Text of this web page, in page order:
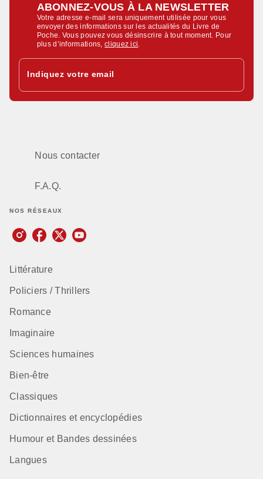
ABONNEZ-VOUS À LA NEWSLETTER
Votre adresse e-mail sera uniquement utilisée pour vous
envoyer des informations sur les actualités du Livre de
Poche. Vous pouvez vous désinscrire à tout moment. Pour
plus d’informations,cliquez ici
Indiquez votre email
Nous contacter
F.A.Q.
NOS RÉSEAUX
Littérature
Policiers / Thrillers
Romance
Imaginaire
Sciences humaines
Bien-être
Classiques
Dictionnaires et encyclopédies
Humour et Bandes dessinées
Langues